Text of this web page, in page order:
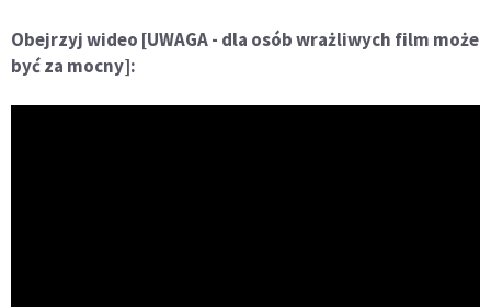
Obejrzyj wideo [UWAGA - dla osób wrażliwych film może
być za mocny]: